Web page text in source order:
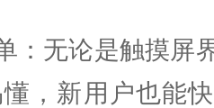
无论是触摸屏
，新用户也能